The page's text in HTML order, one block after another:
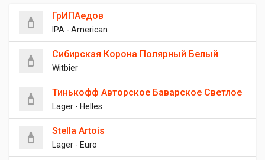
ГрИПАедов
IPA - American
Сибирская Корона Полярный Белый
Witbier
Тинькофф Авторское Баварское Светлое
Lager - Helles
Stella Artois
Lager - Euro